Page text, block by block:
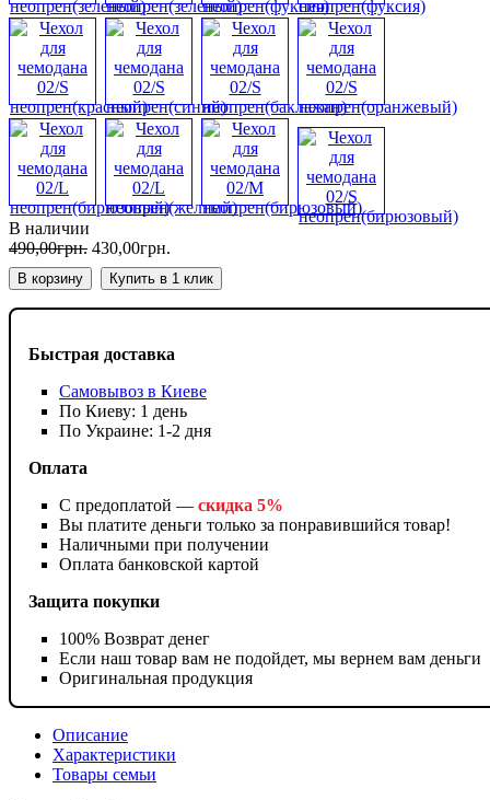
Быстрая доставка
Самовывоз в Киеве
По Киеву: 1 день
По Украине: 1-2 дня
Оплата
С предоплатой — скидка 5%
Вы платите деньги только за понравившийся товар!
Наличными при получении
Оплата банковской картой
Защита покупки
100% Возврат денег
Если наш товар вам не подойдет, мы вернем вам деньги
Оригинальная продукция
В наличии
490,00грн. 430,00грн.
В корзину Купить в 1 клик
Описание
Характеристики
Товары семьи